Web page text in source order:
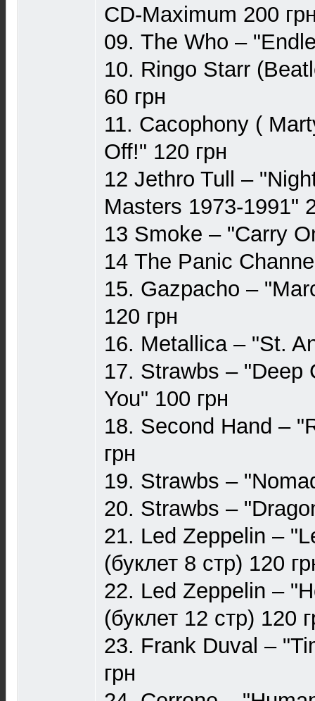
CD-Maximum 200
09. The Who –
10. Ringo Starr
60 грн
11. Cacophony (
Off!" 120 грн
12 Jethro Tull –
Masters 1973-1991"
13 Smoke – "Carry
14 The Panic
15. Gazpacho –
120 грн
16. Metallica – "St.
17. Strawbs – "Deep
You" 100 грн
18. Second Hand –
грн
19. Strawbs –
20. Strawbs –
21. Led Zeppelin –
(буклет 8 стр) 120
22. Led Zeppelin –
(буклет 12 стр) 120
23. Frank Duval –
грн